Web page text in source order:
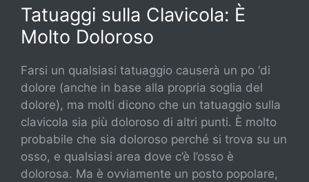
Tatuaggi sulla Clavicola: È
Molto Doloroso
Farsi un qualsiasi tatuaggio causerà un po ‘di
dolore (anche in base alla propria soglia del
dolore), ma molti dicono che un tatuaggio sulla
clavicola sia più doloroso di altri punti. È molto
probabile che sia doloroso perché si trova su un
osso, e qualsiasi area dove c’è l’osso è
dolorosa. Ma è ovviamente un posto popolare,